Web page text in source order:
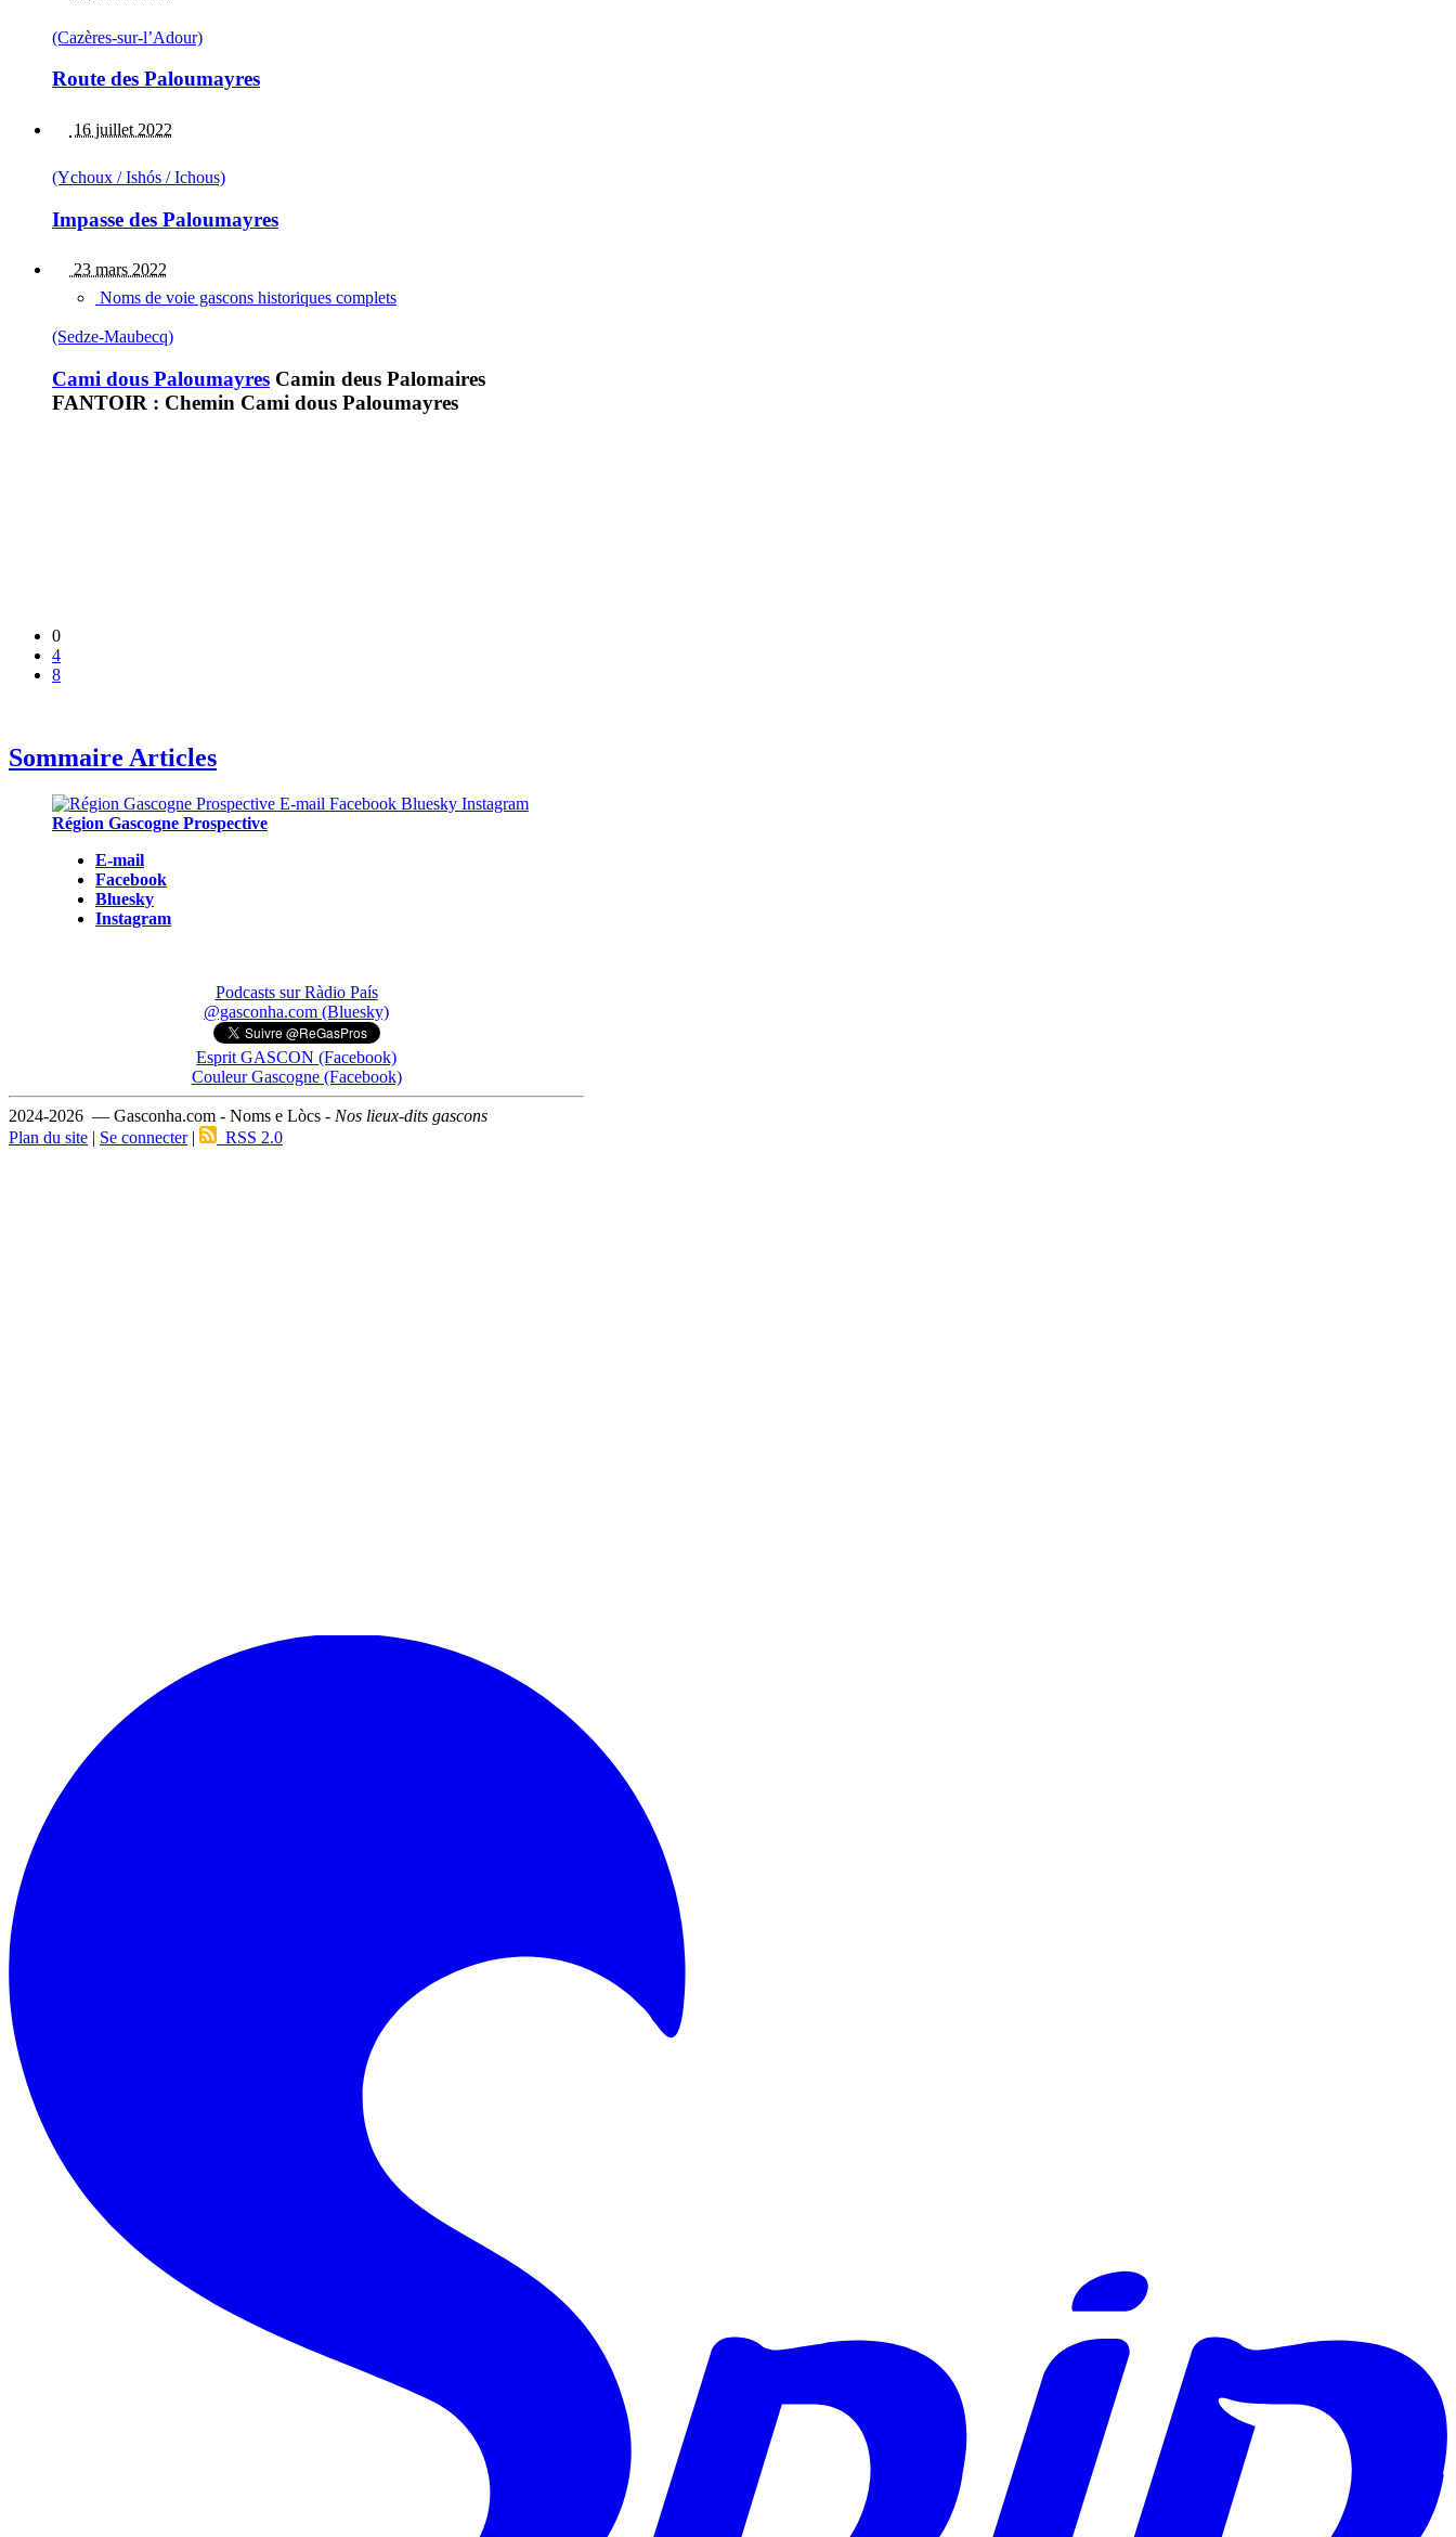
(Cazères-sur-l’Adour)
Route des Paloumayres
16 juillet 2022
(Ychoux / Ishós / Ichous)
Impasse des Paloumayres
23 mars 2022
Noms de voie gascons historiques complets
(Sedze-Maubecq)
Cami dous Paloumayres Camin deus Palomaires
FANTOIR : Chemin Cami dous Paloumayres
0
4
8
Sommaire Articles
Région Gascogne Prospective
E-mail
Facebook
Bluesky
Instagram
Podcasts sur Ràdio País
@gasconha.com (Bluesky)
Esprit GASCON (Facebook)
Couleur Gascogne (Facebook)
2024-2026 — Gasconha.com - Noms e Lòcs - Nos lieux-dits gascons
Plan du site | Se connecter| RSS 2.0